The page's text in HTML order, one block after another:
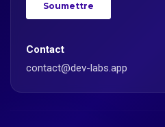
Contact
contact@dev-labs.app